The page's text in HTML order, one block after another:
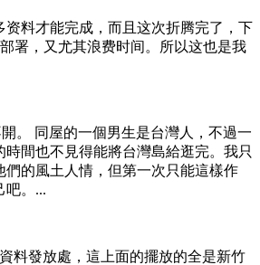
料才能完成，而且这次折腾完了，下
署，又尤其浪费时间。所以这也是我
。 同屋的一個男生是台灣人，不過一
間也不見得能將台灣島給逛完。我只
的風土人情，但第一次只能這樣作
吧。...
料發放處，這上面的擺放的全是新竹